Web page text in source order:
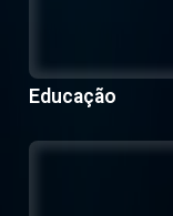
Educação